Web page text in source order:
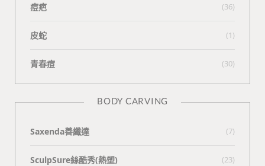
痘疤 (36)
皮蛇 (1)
青春痘 (30)
BODY CARVING
Saxenda善纖達 (7)
SculpSure絲酷秀(熱塑) (23)